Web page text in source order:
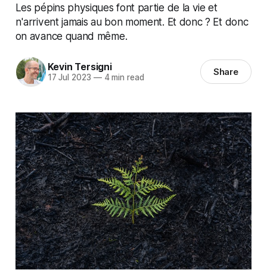
Les pépins physiques font partie de la vie et
n'arrivent jamais au bon moment. Et donc ? Et donc
on avance quand même.
Kevin Tersigni
17 Jul 2023 —4 min read Share